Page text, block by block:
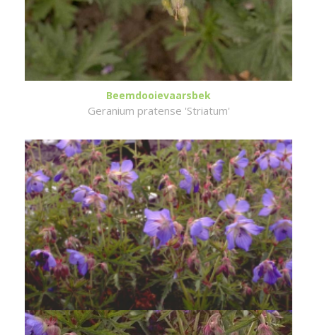
Beemdooievaarsbek
Geranium pratense 'Striatum'